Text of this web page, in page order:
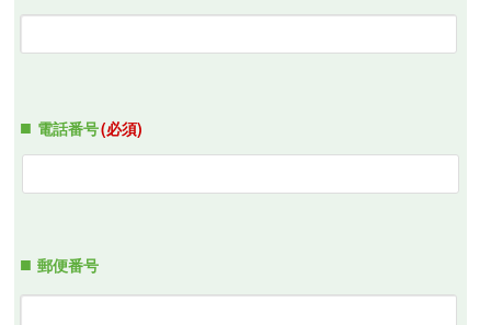
電話番号(必須)
郵便番号